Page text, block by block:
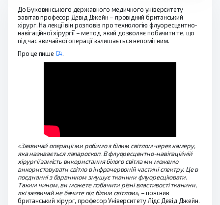
До Буковинського державного медичного університету
завітав професор Девід Джейн – провідний британський
хірург. На лекції він розповів про технологію флуоресцентно-
навігаційної хірургії – метод, який дозволяє побачити те, що
під час звичайної операції залишається непомітним.
Про це пише С4.
«Зазвичай операції ми робимо з білим світлом через камеру,
яка називається лапароскоп. В флуоресцентно-навігаційній
хірургії замість використання білого світла ми можемо
використовувати світло в інфрачервоній частині спектру. Це в
поєднанні з барвником змушує тканини флуоресціювати.
Таким чином, ви можете побачити різні властивості тканини,
які зазвичай не бачите під білим світлом», – пояснив
британський хірург, професор Університету Лідс Девід Джейн.